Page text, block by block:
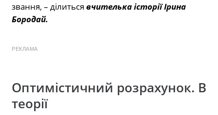
звання, – ділиться вчителька історії Ірина
Бородай.
РЕКЛАМА
Оптимістичний розрахунок. В
теорії